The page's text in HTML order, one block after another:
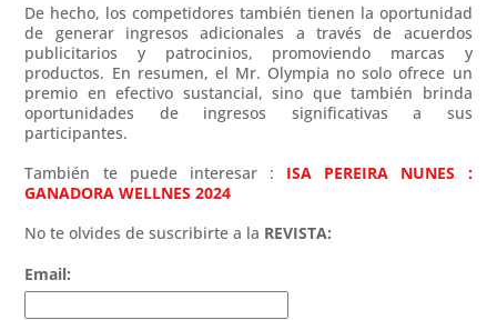
De hecho, los competidores también tienen la oportunidad
de generar ingresos adicionales a través de acuerdos
publicitarios y patrocinios, promoviendo marcas y
productos. En resumen, el Mr. Olympia no solo ofrece un
premio en efectivo sustancial, sino que también brinda
oportunidades de ingresos significativas a sus
participantes.
También te puede interesar : ISA PEREIRA NUNES :
GANADORA WELLNES 2024
No te olvides de suscribirte a la REVISTA:
Email: